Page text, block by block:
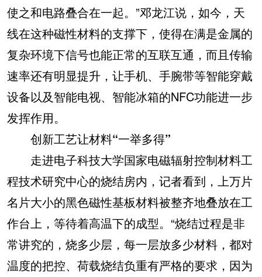
使之和电路叠合在一起。”邓龙江说，如今，天
线在这种磁性材料的支撑下，使得在满是金属的
复杂环境下信号也能正常的互联互通，而且传输
速率还有明显提升，让手机、手腕带等智能穿戴
设备以及智能电视、智能冰箱的NFC功能进一步
发挥作用。
创新工艺让材料“一举多得”
走进电子科技大学国家电磁辐射控制材料工
程技术研究中心的烧结房内，记者看到，上万片
名片大小的黑色磁性基板材料被整齐地叠放在工
作台上，等待着高温下的成型。“烧结过程是非
常讲究的，烧多少层，每一层放多少材料，都对
温度的把控、荷载烧结负重有严格的要求，因为